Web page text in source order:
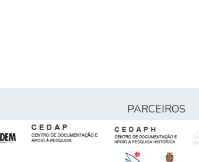
PARCEIROS